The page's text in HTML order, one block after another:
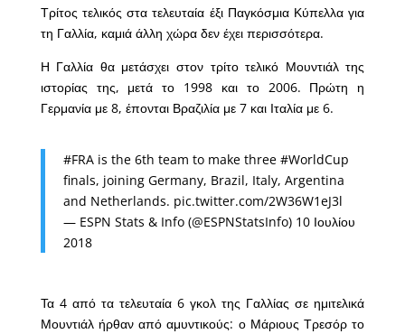
Τρίτος τελικός στα τελευταία έξι Παγκόσμια Κύπελλα για
τη Γαλλία, καμιά άλλη χώρα δεν έχει περισσότερα.
Η Γαλλία θα μετάσχει στον τρίτο τελικό Μουντιάλ της
ιστορίας της, μετά το 1998 και το 2006. Πρώτη η
Γερμανία με 8, έπονται Βραζιλία με 7 και Ιταλία με 6.
#FRAis the 6th team to make three #WorldCup
finals, joining Germany, Brazil, Italy, Argentina
and Netherlands. pic.twitter.com/2W36W1eJ3l
— ESPN Stats & Info (@ESPNStatsInfo) 10 Ιουλίου
2018
Τα 4 από τα τελευταία 6 γκολ της Γαλλίας σε ημιτελικά
Μουντιάλ ήρθαν από αμυντικούς: ο Μάριους Τρεσόρ το